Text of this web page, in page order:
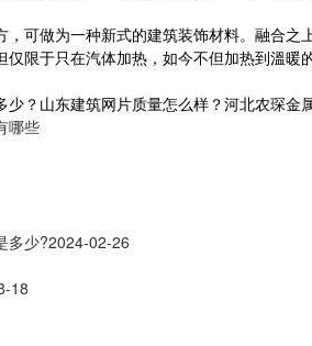
可做为一种新式的建筑装饰材料。融合之
限于只在汽体加热，如今不但加热到溫
？山东建筑网片质量怎么样？河北农琛
哪些
多少?2024-02-26
18